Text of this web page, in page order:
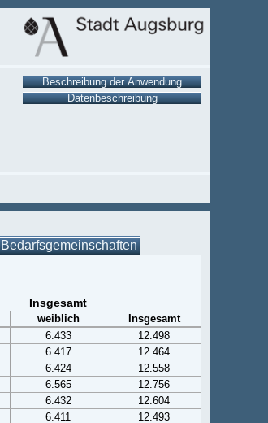
Bedarfsgemeinschaften
Insgesamt
weiblich
Insgesamt
6.433
12.498
6.417
12.464
6.424
12.558
6.565
12.756
6.432
12.604
6.411
12.493